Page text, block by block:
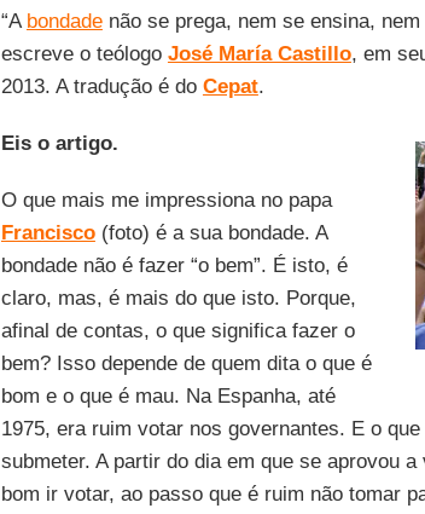
“A bondadenão se prega, nem se ensina, nem
escreve o teólogo José María Castillo, em
2013. A tradução é do Cepat.
Eis o artigo.
O que mais me impressiona no papa
Francisco(foto) é a sua bondade. A
bondade não é fazer “o bem”. É isto, é
claro, mas, é mais do que isto. Porque,
afinal de contas, o que significa fazer o
bem? Isso depende de quem dita o que é
bom e o que é mau. Na Espanha, até
1975, era ruim votar nos governantes. E o
submeter. A partir do dia em que se aprovou a
bom ir votar, ao passo que é ruim não tomar